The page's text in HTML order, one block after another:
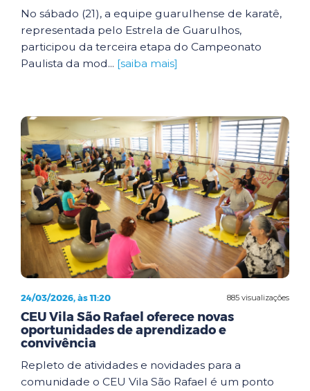
No sábado (21), a equipe guarulhense de karatê,
representada pelo Estrela de Guarulhos,
participou da terceira etapa do Campeonato
Paulista da mod... [saiba mais]
885 visualizações
24/03/2026, às 11:20
CEU Vila São Rafael oferece novas
oportunidades de aprendizado e
convivência
Repleto de atividades e novidades para a
comunidade o CEU Vila São Rafael é um ponto